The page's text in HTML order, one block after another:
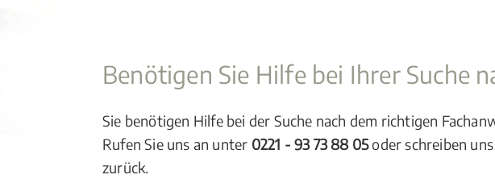
Benötigen Sie Hilfe bei Ihrer Suche
Sie benötigen Hilfe bei der Suche nach dem richtigen
Rufen Sie uns an unter 0221 - 93 73 88 05oder schreiben
zurück.